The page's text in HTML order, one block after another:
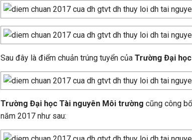
Sau đây là điểm chuản trúng tuyển của Trường Đại
Trường Đại học Tài nguyên Môi trường cũng công
năm 2017 như sau: